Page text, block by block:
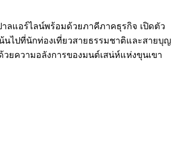
ลแอร์ไลน์พร้อมด้วยภาคีภาคธุรกิจ เปิดตัว
น้นไปที่นักท่องเที่ยวสายธรรมชาติและสายบุญ
ยความอลังการของมนต์เสน่ห์แห่งขุนเขา